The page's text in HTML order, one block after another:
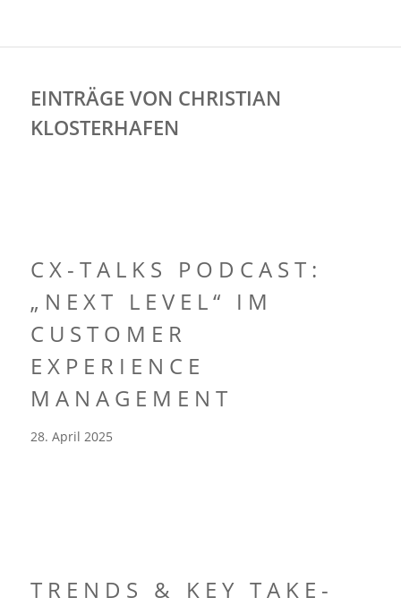
EINTRÄGE VON CHRISTIAN
KLOSTERHAFEN
CX-TALKS PODCAST:
„NEXT LEVEL“ IM
CUSTOMER
EXPERIENCE
MANAGEMENT
28. April 2025
TRENDS & KEY TAKE-